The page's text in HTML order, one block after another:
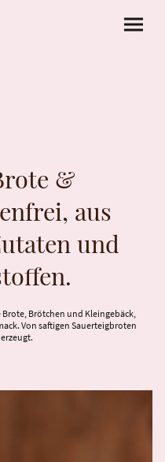
&
aus
und
Brötchen und Kleingebäck,
Von saftigen Sauerteigbroten